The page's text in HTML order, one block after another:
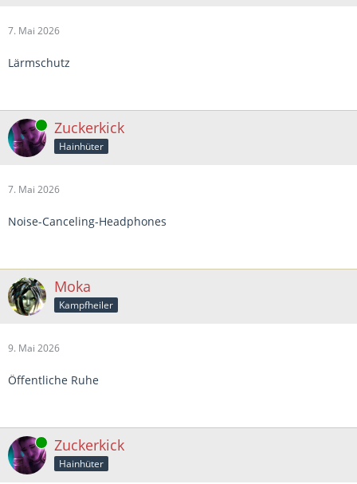
7. Mai 2026
Lärmschutz
Online Zuckerkick
Hainhüter
7. Mai 2026
Noise-Canceling-Headphones
Moka
Kampfheiler
9. Mai 2026
Öffentliche Ruhe
Online Zuckerkick
Hainhüter